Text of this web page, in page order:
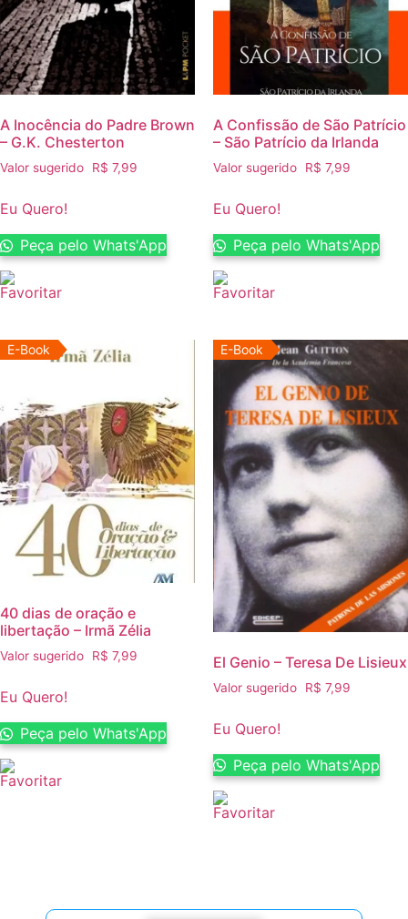
A Inocência do Padre Brown
– G.K. Chesterton
Valor sugerido R$ 7,99
Eu Quero!
Peça pelo Whats'App
A Confissão de São Patrício
– São Patrício da Irlanda
Valor sugerido R$ 7,99
Eu Quero!
Peça pelo Whats'App
E-Book
40 dias de oração e
libertação – Irmã Zélia
Valor sugerido R$ 7,99
Eu Quero!
Peça pelo Whats'App
E-Book
El Genio – Teresa De Lisieux
Valor sugerido R$ 7,99
Eu Quero!
Peça pelo Whats'App